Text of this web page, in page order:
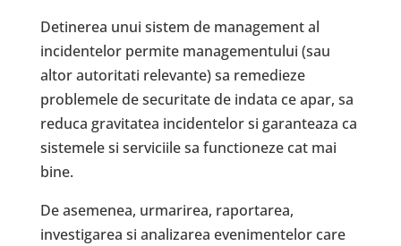
Detinerea unui sistem de management al
incidentelor permite managementului (sau
altor autoritati relevante) sa remedieze
problemele de securitate de indata ce apar, sa
reduca gravitatea incidentelor si garanteaza ca
sistemele si serviciile sa functioneze cat mai
bine.
De asemenea, urmarirea, raportarea,
investigarea si analizarea evenimentelor care